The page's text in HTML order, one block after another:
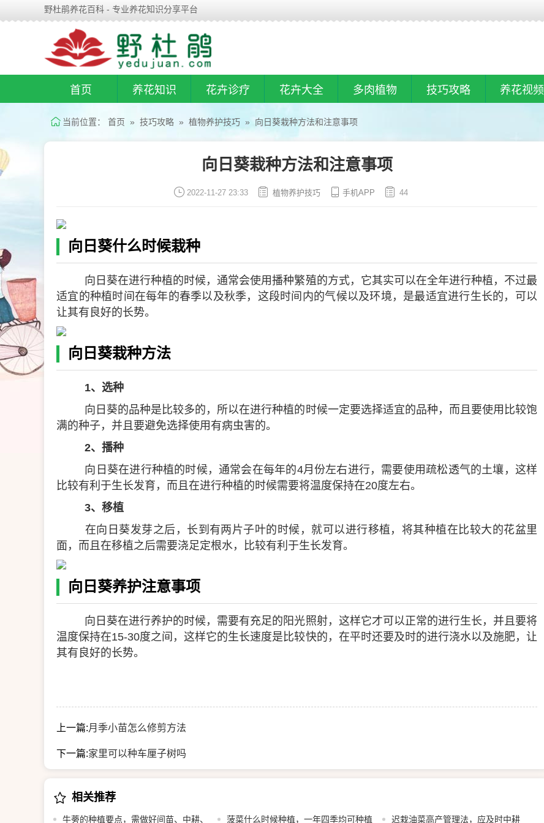
野杜鹃养花百科 - 专业养花知识分享平台
首页 养花知识 花卉诊疗 花卉大全 多肉植物 技巧攻略 养花视频
当前位置： 首页 » 技巧攻略 » 植物养护技巧 » 向日葵栽种方法和注意事项
向日葵栽种方法和注意事项
2022-11-27 23:33 植物养护技巧 手机APP 44
向日葵什么时候栽种
向日葵在进行种植的时候，通常会使用播种繁殖的方式，它其实可以在全年进行种植，不过最
适宜的种植时间在每年的春季以及秋季，这段时间内的气候以及环境，是最适宜进行生长的，可以
让其有良好的长势。
向日葵栽种方法
1、选种
向日葵的品种是比较多的，所以在进行种植的时候一定要选择适宜的品种，而且要使用比较饱
满的种子，并且要避免选择使用有病虫害的。
2、播种
向日葵在进行种植的时候，通常会在每年的4月份左右进行，需要使用疏松透气的土壤，这样
比较有利于生长发育，而且在进行种植的时候需要将温度保持在20度左右。
3、移植
在向日葵发芽之后，长到有两片子叶的时候，就可以进行移植，将其种植在比较大的花盆里
面，而且在移植之后需要浇足定根水，比较有利于生长发育。
向日葵养护注意事项
向日葵在进行养护的时候，需要有充足的阳光照射，这样它才可以正常的进行生长，并且要将
温度保持在15-30度之间，这样它的生长速度是比较快的，在平时还要及时的进行浇水以及施肥，让
其有良好的长势。
上一篇:月季小苗怎么修剪方法
下一篇:家里可以种车厘子树吗
相关推荐
牛蒡的种植要点，需做好间苗、中耕、 菠菜什么时候种植，一年四季均可种植 迟栽油菜高产管理法，应及时中耕